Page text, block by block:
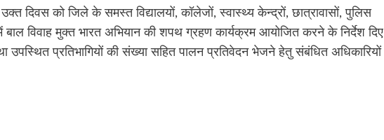
दिवस को जिले के समस्त विद्यालयों, कॉलेजों, स्वास्थ्य केन्द्रों, छात्रावासों, पुलिस
बाल विवाह मुक्त भारत अभियान की शपथ ग्रहण कार्यक्रम आयोजित करने के निर्देश दिए
उपस्थित प्रतिभागियों की संख्या सहित पालन प्रतिवेदन भेजने हेतु संबंधित अधिकारियों